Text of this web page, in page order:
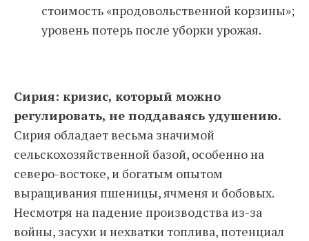
стоимость «продовольственной корзины»;
уровень потерь после уборки урожая.
Сирия: кризис, который можно
регулировать, не поддаваясь удушению.
Сирия обладает весьма значимой
сельскохозяйственной базой, особенно на
северо-востоке, и богатым опытом
выращивания пшеницы, ячменя и бобовых.
Несмотря на падение производства из-за
войны, засухи и нехватки топлива, потенциал